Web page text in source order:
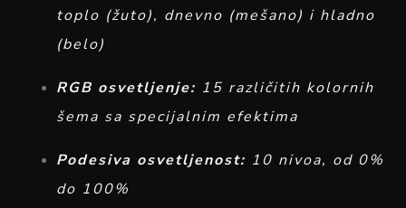
toplo (žuto), dnevno (mešano) i hladno
(belo)
RGB osvetljenje: 15 različitih kolornih
šema sa specijalnim efektima
Podesiva osvetljenost: 10 nivoa, od 0%
do 100%